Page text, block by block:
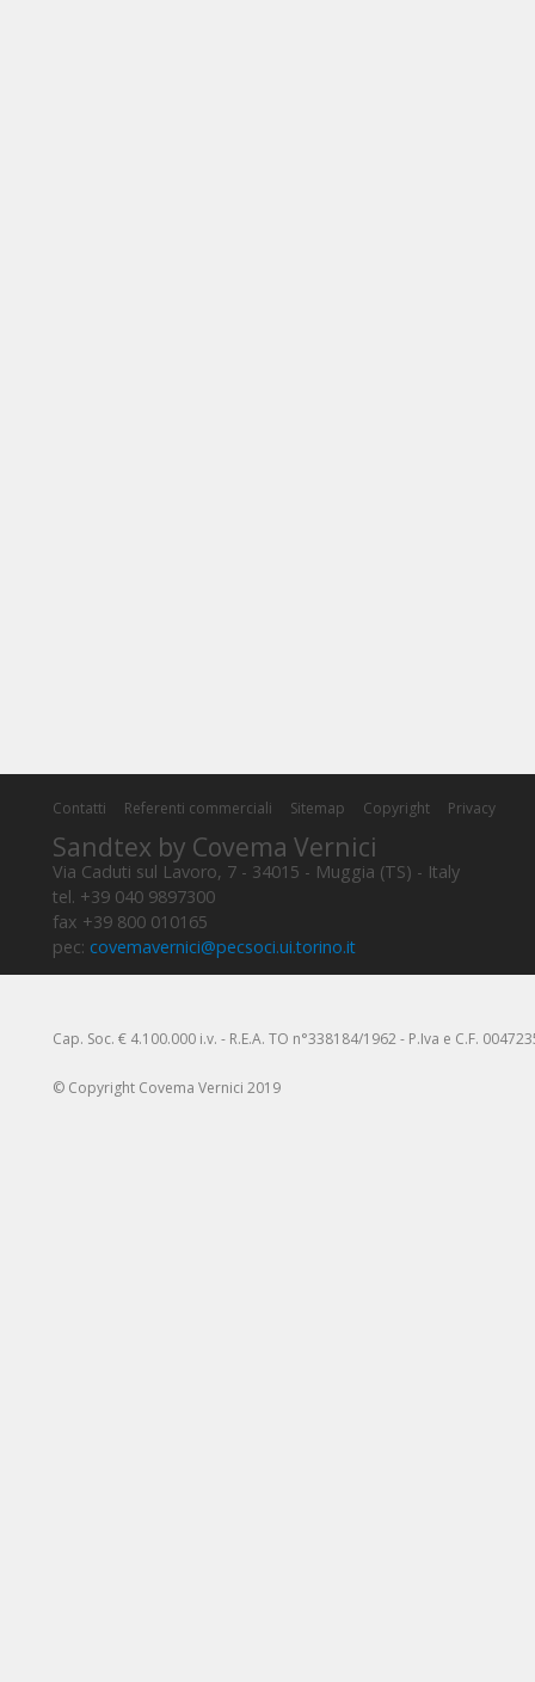
Contatti Referenti commerciali Sitemap Copyright Privacy
Sandtex by Covema Vernici
Via Caduti sul Lavoro, 7 - 34015 - Muggia (TS) - Italy
tel. +39 040 9897300
fax +39 800 010165
pec: covemavernici@pecsoci.ui.torino.it
Cap. Soc. € 4.100.000 i.v. - R.E.A. TO n°338184/1962 - P.Iva e C.F.
© Copyright Covema Vernici 2019